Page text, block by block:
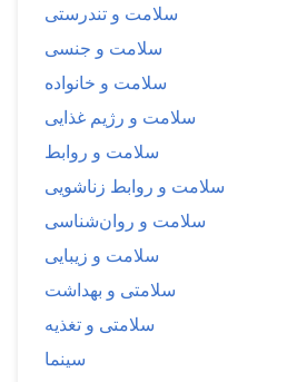
سلامت و تندرستی
سلامت و جنسی
سلامت و خانواده
سلامت و رژیم غذایی
سلامت و روابط
سلامت و روابط زناشویی
سلامت و روان‌شناسی
سلامت و زیبایی
سلامتی و بهداشت
سلامتی و تغذیه
سینما